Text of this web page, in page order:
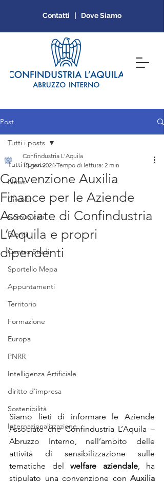
Contatti | Dove Siamo
Post
Tutti i posts
News
Circolari
Comunicati
Eventi
Centro Studi
Sportello Mepa
Appuntamenti
Territorio
Formazione
Europa
PNRR
Intelligenza Artificiale
diritto d'impresa
Sostenibilità
Internazionalizzazione
Tutti i posts
Convenzione Auxilia
Finance per le Aziende
Associate di Confindustria
L’Aquila e propri
dipendenti
Confindustria L'Aquila
15 gen 2024 Tempo di lettura: 2 min
Siamo lieti di informare le Aziende
Associate che Confindustria L’Aquila –
Abruzzo Interno, nell’ambito delle
attività di sensibilizzazione sulle
tematiche del welfare aziendale, ha
stipulato una convenzione con Auxilia